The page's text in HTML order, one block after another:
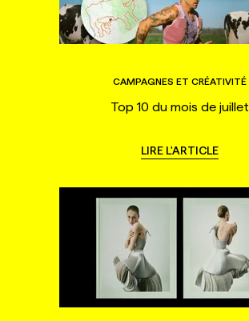
CAMPAGNES ET CRÉATIVITÉ
Top 10 du mois de juillet
LIRE L'ARTICLE